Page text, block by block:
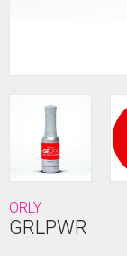
ORLY
GRLPWR